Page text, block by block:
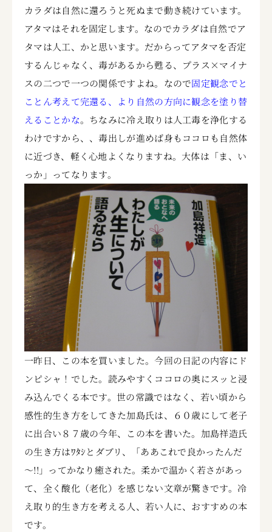
カラダは自然に還ろうと死ぬまで動き続けています。
アタマはそれを固定します。なのでカラダは自然でア
タマは人工、かと思います。だからってアタマを否定
するんじゃなく、毒があるから甦る、プラス×マイナ
スの二つで一つの関係ですよね。なので固定観念でと
ことん考えて完還る、より自然の方向に観念を塗り替
えることかな。ちなみに冷え取りは人工毒を浄化する
わけですから、、毒出しが進めば身もココロも自然体
に近づき、軽く心地よくなりますね。大体は「ま、い
っか」ってなります。
一昨日、この本を買いました。今回の日記の内容にド
ンピシャ！でした。読みやすくココロの奥にスッと浸
み込んでくる本です。世の常識ではなく、若い頃から
感性的生き方をしてきた加島氏は、６０歳にして老子
に出合い８７歳の今年、この本を書いた。加島祥造氏
の生き方はﾜﾀｼとダブリ、「ああこれで良かったんだ
～!!」ってかなり癒された。柔かで温かく若さがあっ
て、全く酸化（老化）を感じない文章が驚きです。冷
え取り的生き方を考える人、若い人に、おすすめの本
です。